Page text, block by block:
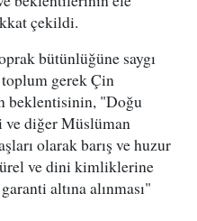
çekildi.
bütünlüğüne saygı
gerek Çin
beklentisinin, "Doğu
diğer Müslüman
olarak barış ve huzur
ve dini kimliklerine
altına alınması"